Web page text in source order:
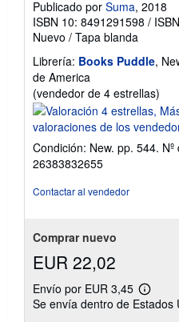
Publicado por Suma, 2018
ISBN 10: 8491291598 /
Nuevo / Tapa blanda
Librería: Books Puddle,
de America
(vendedor de 4 estrellas)
del
4
de
Condición: New. pp. 544.
26383832655
Contactar al vendedor
Comprar nuevo
EUR 22,02
Envío por EUR 3,45
Más
Se envía dentro de Estados